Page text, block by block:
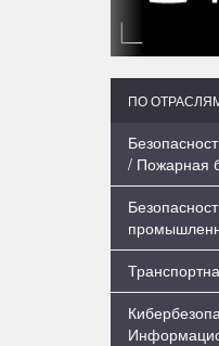
ПО
/ Пожарная